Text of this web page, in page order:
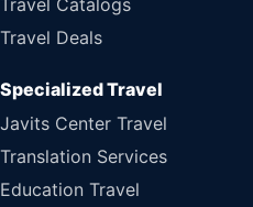
Travel Deals
Specialized Travel
Javits Center Travel
Translation Services
Education Travel